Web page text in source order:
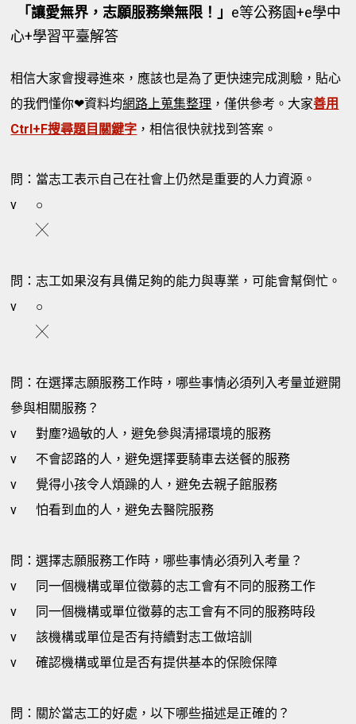
「讓愛無界，志願服務樂無限！」 e等公務園+e學中
心+學習平臺解答
相信大家會搜尋進來，應該也是為了更快速完成測驗，貼心
的我們懂你❤資料均網路上蒐集整理 ，僅供參考。大家善用
Ctrl+F搜尋題目關鍵字 ，相信很快就找到答案。
問：當志工表示自己在社會上仍然是重要的人力資源。
v
○
╳
問：志工如果沒有具備足夠的能力與專業，可能會幫倒忙。
v
○
╳
問：在選擇志願服務工作時，哪些事情必須列入考量並避開
參與相關服務？
v
對塵?過敏的人，避免參與清掃環境的服務
v
不會認路的人，避免選擇要騎車去送餐的服務
v
覺得小孩令人煩躁的人，避免去親子館服務
v
怕看到血的人，避免去醫院服務
問：選擇志願服務工作時，哪些事情必須列入考量？
v
同一個機構或單位徵募的志工會有不同的服務工作
v
同一個機構或單位徵募的志工會有不同的服務時段
v
該機構或單位是否有持續對志工做培訓
v
確認機構或單位是否有提供基本的保險保障
問：關於當志工的好處，以下哪些描述是正確的？